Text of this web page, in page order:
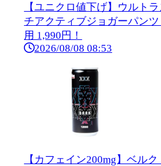
【ユニクロ値下げ】ウルト
チアクティブジョガーパン
用 1,990円！
2026/08/08 08:53
【カフェイン200mg】ベル